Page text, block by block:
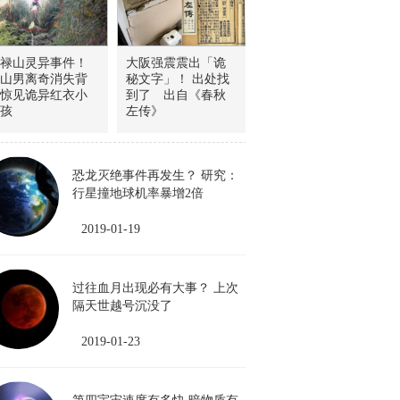
山灵异事件！
男离奇消失背
见诡异红衣小
大阪强震震出「诡
秘文字」！ 出处找
到了 出自《春秋
左传》
恐龙灭绝事件再发生？ 研究：
行星撞地球机率暴增2倍
2019-01-19
过往血月出现必有大事？ 上次
隔天世越号沉没了
2019-01-23